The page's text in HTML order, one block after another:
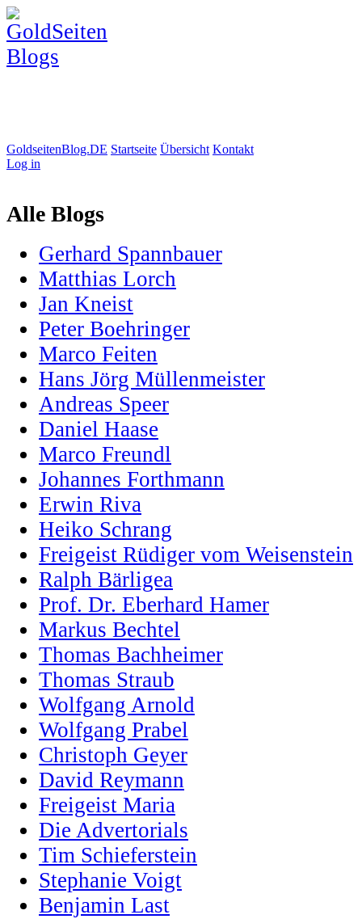
GoldseitenBlog.DE Startseite Übersicht Kontakt
Log in
Alle Blogs
Gerhard Spannbauer
Matthias Lorch
Jan Kneist
Peter Boehringer
Marco Feiten
Hans Jörg Müllenmeister
Andreas Speer
Daniel Haase
Marco Freundl
Johannes Forthmann
Erwin Riva
Heiko Schrang
Freigeist Rüdiger vom Weisenstein
Ralph Bärligea
Prof. Dr. Eberhard Hamer
Markus Bechtel
Thomas Bachheimer
Thomas Straub
Wolfgang Arnold
Wolfgang Prabel
Christoph Geyer
David Reymann
Freigeist Maria
Die Advertorials
Tim Schieferstein
Stephanie Voigt
Benjamin Last